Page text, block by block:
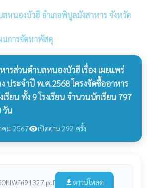
ลหนองบัวฮี อำเภอพิบูลมังสาหาร จังหวัด
นการจัดหาพัสดุ
ารส่วนตำบลหนองบัวฮี เรื่อง เผยแพร่
ประจำปี พ.ศ.2568 โครงจัดซื้ออาหาร
เรียน ทั้ง 9 โรงเรียน จำนวนนักเรียน 797
วัน
คม 2567visibilityเปิดอ่าน 292 ครั้ง
file_download ดาวน์โหลด